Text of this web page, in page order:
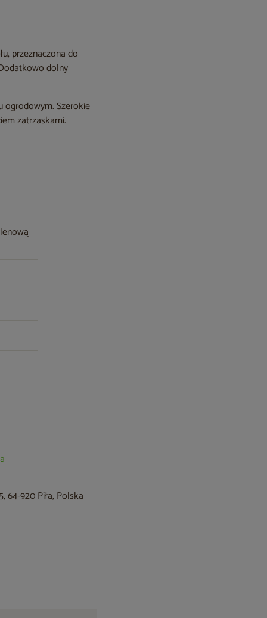
przeznaczona do
dolny
ogrodowym. Szerokie
zatrzaskami.
64-920 Piła, Polska